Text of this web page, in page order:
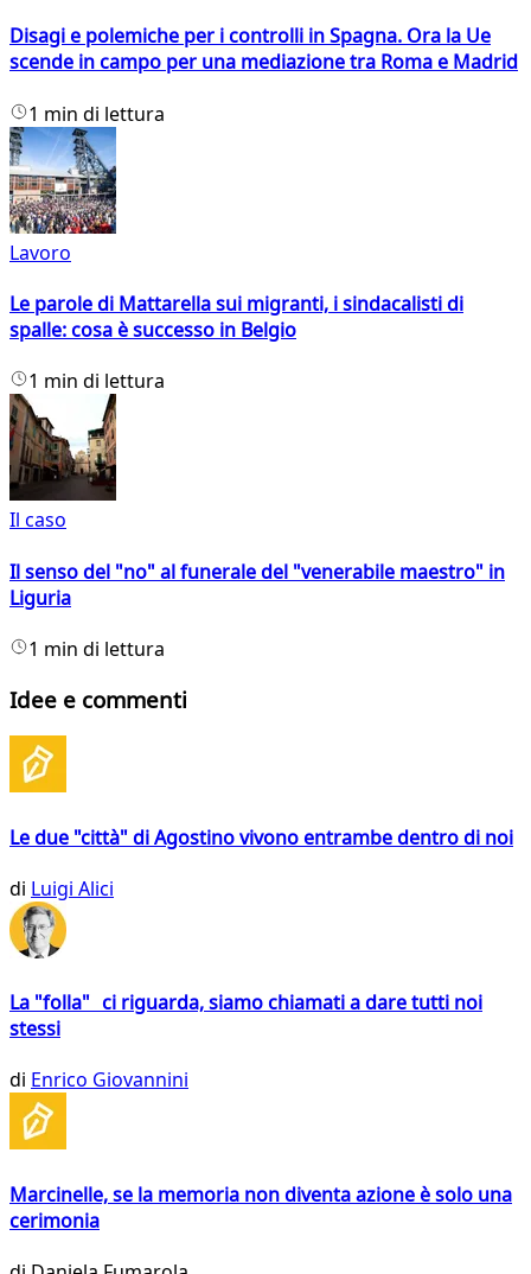
Disagi e polemiche per i controlli in Spagna. Ora la Ue
scende in campo per una mediazione tra Roma e Madrid
1 min di lettura
Lavoro
Le parole di Mattarella sui migranti, i sindacalisti di
spalle: cosa è successo in Belgio
1 min di lettura
Il caso
Il senso del "no" al funerale del "venerabile maestro" in
Liguria
1 min di lettura
Idee e commenti
Le due "città" di Agostino vivono entrambe dentro di noi
di Luigi Alici
La "folla" ci riguarda, siamo chiamati a dare tutti noi
stessi
di Enrico Giovannini
Marcinelle, se la memoria non diventa azione è solo una
cerimonia